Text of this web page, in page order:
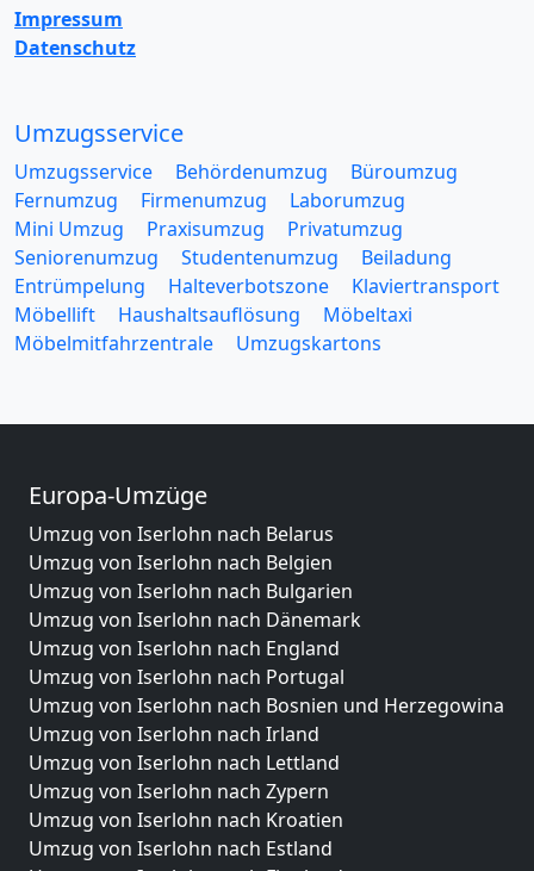
Impressum
Datenschutz
Umzugsservice
Umzugsservice Behördenumzug
Büroumzug
Fernumzug
Firmenumzug
Laborumzug
Mini Umzug
Praxisumzug
Privatumzug
Seniorenumzug
Studentenumzug
Beiladung
Entrümpelung
Halteverbotszone
Klaviertransport
Möbellift
Haushaltsauflösung
Möbeltaxi
Möbelmitfahrzentrale
Umzugskartons
Europa-Umzüge
Umzug von Iserlohn nach Belarus
Umzug von Iserlohn nach Belgien
Umzug von Iserlohn nach Bulgarien
Umzug von Iserlohn nach Dänemark
Umzug von Iserlohn nach England
Umzug von Iserlohn nach Portugal
Umzug von Iserlohn nach Bosnien und Herzegowina
Umzug von Iserlohn nach Irland
Umzug von Iserlohn nach Lettland
Umzug von Iserlohn nach Zypern
Umzug von Iserlohn nach Kroatien
Umzug von Iserlohn nach Estland